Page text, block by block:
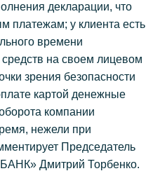
декларации, что
платежам; у клиента есть
времени
на своем лицевом
зрения безопасности
картой денежные
компании
нежели при
Председатель
Дмитрий Торбенко.